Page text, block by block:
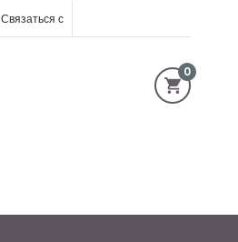
Связаться с
0